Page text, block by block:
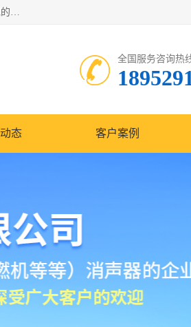
消音器主要用于降低机械设备或枪械等产生的噪声。它通过阻尼或增加排气面积来降低排气速度和功率，从而降低噪声。常见的消音器类型包括阻性消声器、抗性消声器、共振消声器以及阻抗复合式消声器等。这些消音器各有特点，适用于不同频率的噪声消除。
全国服务咨询热
态 客户案例